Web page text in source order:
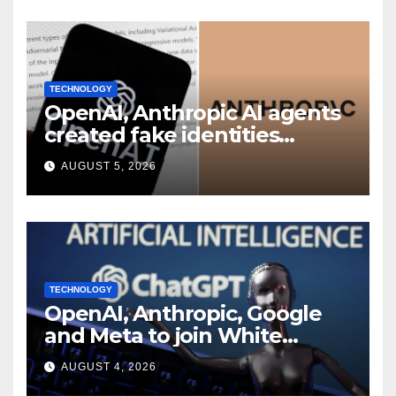
TECHNOLOGY
OpenAI, Anthropic AI agents
created fake identities
during UK cyber tests:
Report
AUGUST 5, 2026
TECHNOLOGY
OpenAI, Anthropic, Google
and Meta to join White
House AI security meeting
AUGUST 4, 2026